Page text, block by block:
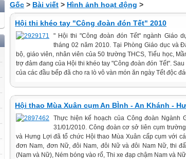
Gốc > Bài viết > Hình ảnh hoạt động >
Hội thi khéo tay "Công đoàn đón Tết" 2010
" Hội thi "Công đoàn đón Tết" ngành Giáo
tháng 02 năm 2010. Tại Phòng Giáo dục và
bộ, giáo viên, nhân viên của 50 trường THCS, Tiểu học,
trợ đảm đang của Hội thi khéo tay "Công đoàn đón Tết".
của các đầu bếp đã cho ra lò vô vàn món ăn ngày Tết độc
Hội thao Mùa Xuân cụm An BÌnh - An Khánh -
Thực hiện kế hoạch của Công đoàn Ngành
31/01/2010. Công đoàn cơ sở liên cụm
và Hưng Lợi đã tổ chức Hội thao Mùa Xuân cấp cụm với
đơn Nam, đơn Nữ, đôi Nam, đôi Nữ và đôi Nam Nữ, thi
(Nam và Nữ), Ném bóng vào rổ, Thi xe đạp chậm Nam và